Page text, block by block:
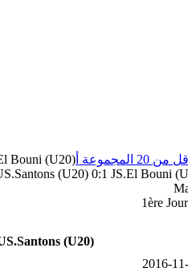
أقل من 20 المجموعة أ
Bouni (U20)
(U20) 0:1 JS.El Bouni
1ère
(U20)
2016-